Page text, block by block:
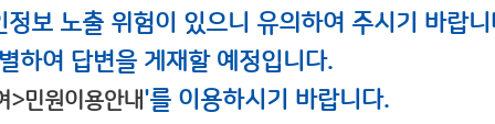
보 노출 위험이 있으니 유의하여 주시기 바랍니
하여 답변을 게재할 예정입니다.
>민원이용안내'를 이용하시기 바랍니다.